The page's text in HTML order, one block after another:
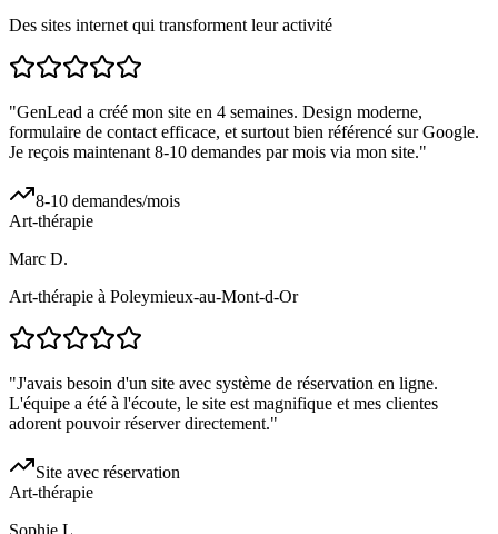
Des sites internet qui transforment leur activité
"GenLead a créé mon site en 4 semaines. Design moderne,
formulaire de contact efficace, et surtout bien référencé sur Google.
Je reçois maintenant 8-10 demandes par mois via mon site."
8-10 demandes/mois
Art-thérapie
Marc D.
Art-thérapie à Poleymieux-au-Mont-d-Or
"J'avais besoin d'un site avec système de réservation en ligne.
L'équipe a été à l'écoute, le site est magnifique et mes clientes
adorent pouvoir réserver directement."
Site avec réservation
Art-thérapie